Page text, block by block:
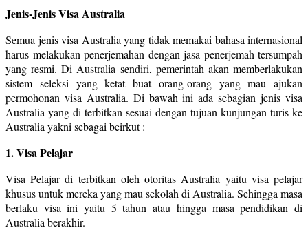
Jenis-Jenis Visa Australia
Semua jenis visa Australia yang tidak memakai bahasa internasional
harus melakukan penerjemahan dengan jasa penerjemah tersumpah
yang resmi. Di Australia sendiri, pemerintah akan memberlakukan
sistem seleksi yang ketat buat orang-orang yang mau ajukan
permohonan visa Australia. Di bawah ini ada sebagian jenis visa
Australia yang di terbitkan sesuai dengan tujuan kunjungan turis ke
Australia yakni sebagai beirkut :
1. Visa Pelajar
Visa Pelajar di terbitkan oleh otoritas Australia yaitu visa pelajar
khusus untuk mereka yang mau sekolah di Australia. Sehingga masa
berlaku visa ini yaitu 5 tahun atau hingga masa pendidikan di
Australia berakhir.